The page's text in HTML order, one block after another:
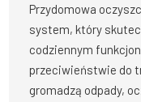
Przydomowa
system, który
codziennym
przeciwieństwie do
gromadzą odpady,